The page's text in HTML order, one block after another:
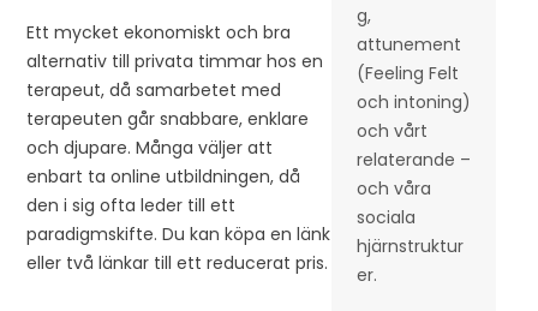
Ett mycket ekonomiskt och bra
alternativ till privata timmar hos en
terapeut, då samarbetet med
terapeuten går snabbare, enklare
och djupare. Många väljer att
enbart ta online utbildningen, då
den i sig ofta leder till ett
paradigmskifte. Du kan köpa en länk
eller två länkar till ett reducerat pris.
g,
attunement
(Feeling Felt
och intoning)
och vårt
relaterande –
och våra
sociala
hjärnstruktur
er.